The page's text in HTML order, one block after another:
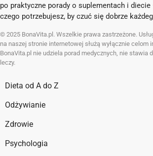
po praktyczne porady o suplementach i
czego potrzebujesz, by czuć się dobrze
© 2025 BonaVita.pl. Wszelkie prawa zastrzeżone.
na naszej stronie internetowej służą wyłącznie celom
BonaVita.pl nie udziela porad medycznych, nie stawia
leczy.
Dieta od A do Z
Odżywianie
Zdrowie
Psychologia